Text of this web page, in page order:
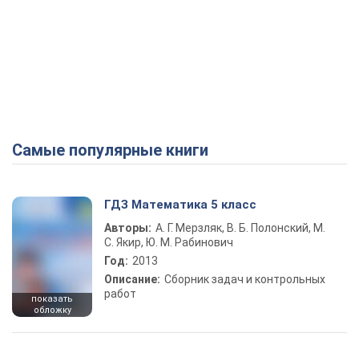
Самые популярные книги
показать
обложку
ГДЗ Математика 5 класс
Авторы: А. Г. Мерзляк, В. Б. Полонский, М.
С. Якир, Ю. М. Рабинович
Год: 2013
Описание: Сборник задач и контрольных
работ